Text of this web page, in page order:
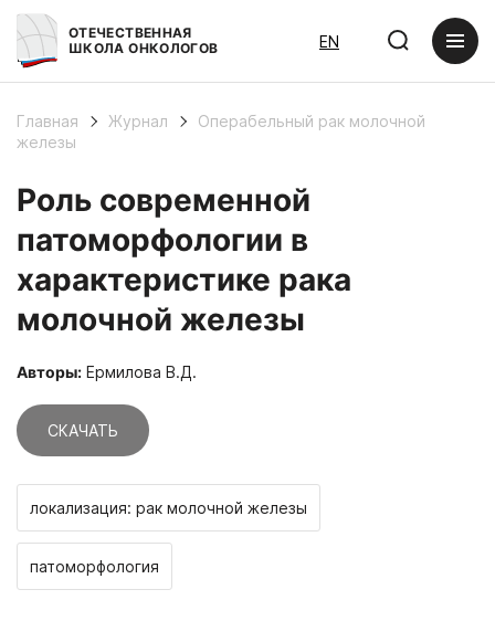
ОТЕЧЕСТВЕННАЯ
ШКОЛА ОНКОЛОГОВ
EN
Главная Журнал
Операбельный рак молочной
железы
Роль современной
патоморфологии в
характеристике рака
молочной железы
Авторы: Ермилова В.Д.
СКАЧАТЬ
локализация: рак молочной железы
патоморфология